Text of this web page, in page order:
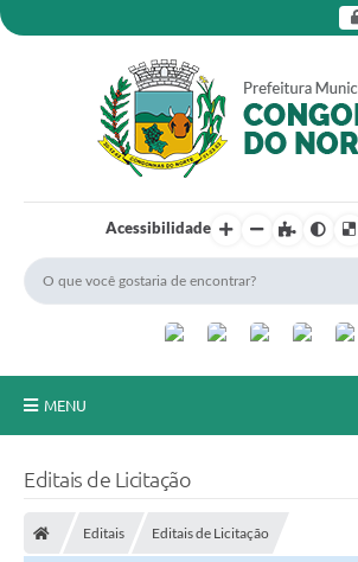
Acessibilidade
MENU
Ouvidoria
Editais de Licitação
Editais Editais de Licitação